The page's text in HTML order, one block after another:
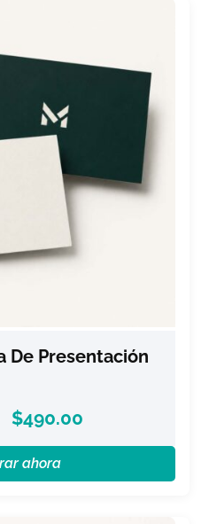
De Presentación
$490.00
ahora